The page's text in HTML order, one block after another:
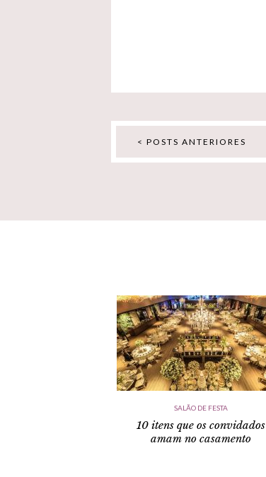
< POSTS ANTERIORES
SALÃO DE FESTA
10 itens que os convidados
amam no casamento